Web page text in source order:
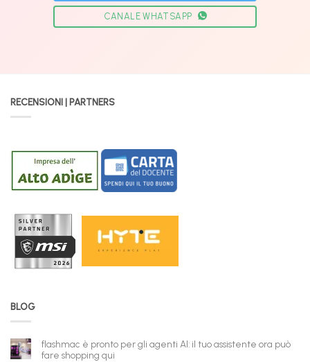
CANALE WHATSAPP
RECENSIONI | PARTNERS
BLOG
flashmac è pronto per gli agenti AI: il tuo assistente ora può
fare shopping qui